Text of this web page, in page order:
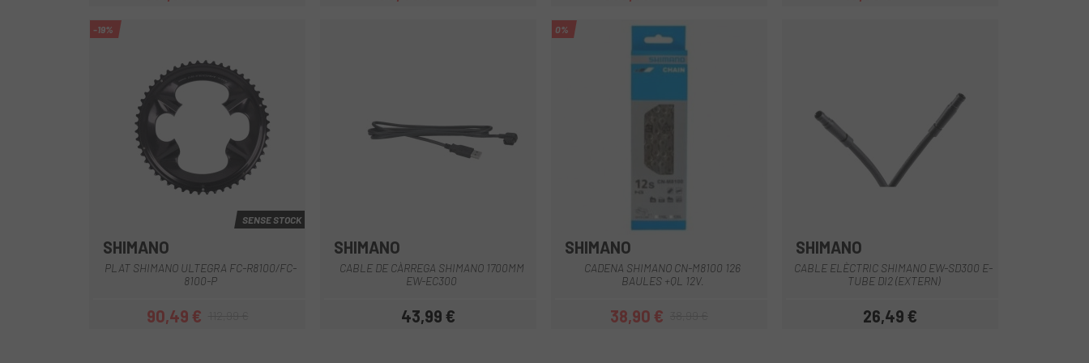
-19%
SENSE STOCK
SHIMANO
PLAT SHIMANO ULTEGRA FC-R8100/FC-
8100-P
Preu
90,49 €Preu regular
SHIMANO
CABLE DE CÀRREGA SHIMANO 1700MM
EW-EC300
Preu
43,99 €
0%
SHIMANO
CADENA SHIMANO CN-M8100 126
BAULES +QL 12V.
Preu
38,90 €Preu regular
SHIMANO
CABLE ELÈCTRIC SHIMANO EW-SD300 E-
TUBE DI2 (EXTERN)
Preu
26,49 €